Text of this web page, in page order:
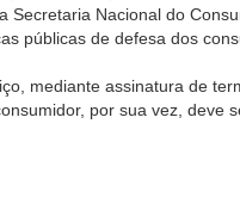
Nacional do
públicas de defesa dos
mediante assinatura de
por sua vez, deve